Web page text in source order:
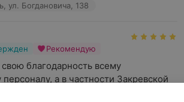
ул. Богдановича, 138
Рекомендую
благодарность всему
а в частности Закревской
за внимат...